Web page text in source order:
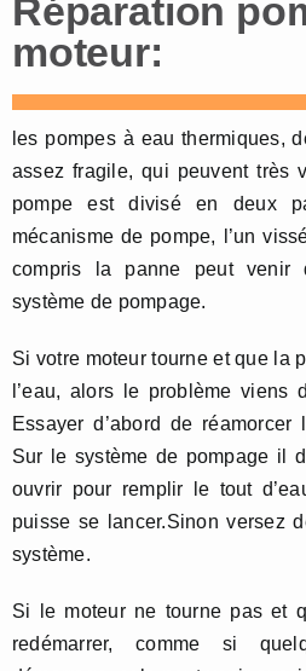
Réparation
moteur:
les pompes à eau thermiques,
assez fragile, qui peuvent très
pompe est divisé en deux
mécanisme de pompe, l’un
compris la panne peut venir
système de pompage.
Si votre moteur tourne et que la
l’eau, alors le problème viens
Essayer d’abord de
Sur le système de pompage il
ouvrir pour remplir le tout
puisse se lancer.Sinon versez
système.
Si le moteur ne tourne pas et
redémarrer, comme si